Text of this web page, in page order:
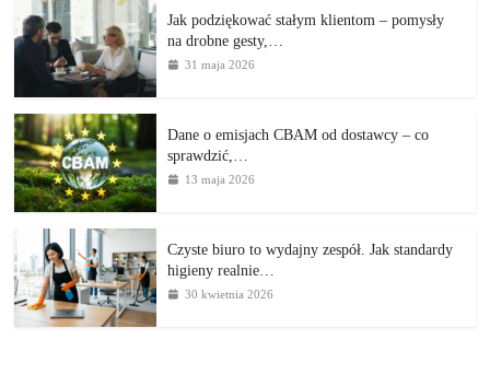
Jak podziękować stałym klientom – pomysły
na drobne gesty,…
31 maja 2026
Dane o emisjach CBAM od dostawcy – co
sprawdzić,…
13 maja 2026
Czyste biuro to wydajny zespół. Jak standardy
higieny realnie…
30 kwietnia 2026